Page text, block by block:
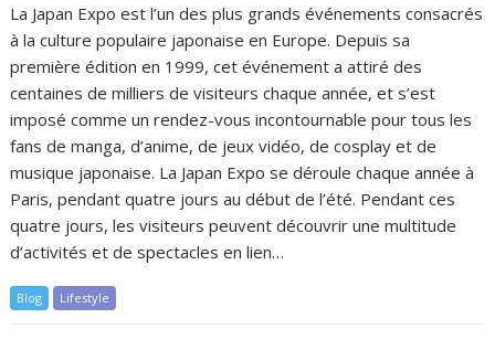
La Japan Expo est l’un des plus grands événements consacrés
à la culture populaire japonaise en Europe. Depuis sa
première édition en 1999, cet événement a attiré des
centaines de milliers de visiteurs chaque année, et s’est
imposé comme un rendez-vous incontournable pour tous les
fans de manga, d’anime, de jeux vidéo, de cosplay et de
musique japonaise. La Japan Expo se déroule chaque année à
Paris, pendant quatre jours au début de l’été. Pendant ces
quatre jours, les visiteurs peuvent découvrir une multitude
d’activités et de spectacles en lien…
Blog Lifestyle